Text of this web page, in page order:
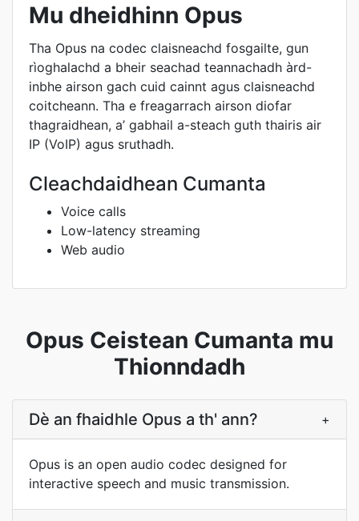
Mu dheidhinn Opus
Tha Opus na codec claisneachd fosgailte, gun
rìoghalachd a bheir seachad teannachadh àrd-
inbhe airson gach cuid cainnt agus claisneachd
coitcheann. Tha e freagarrach airson diofar
thagraidhean, a’ gabhail a-steach guth thairis air
IP (VoIP) agus sruthadh.
Cleachdaidhean Cumanta
Voice calls
Low-latency streaming
Web audio
Opus Ceistean Cumanta mu
Thionndadh
Dè an fhaidhle Opus a th' ann? +
Opus is an open audio codec designed for
interactive speech and music transmission.